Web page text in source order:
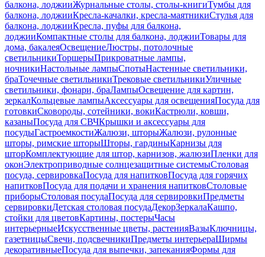
балкона, лоджииЖурнальные столы, столы-книгиТумбы для
балкона, лоджииКресла-качалки, кресла-маятникиСтулья для
балкона, лоджииКресла, пуфы для балкона,
лоджииКомпактные столы для балкона, лоджииТовары для
дома, бакалеяОсвещениеЛюстры, потолочные
светильникиТоршерыПрикроватные лампы,
ночникиНастольные лампыСпотыНастенные светильники,
браТочечные светильникиТрековые светильникиУличные
светильники, фонари, браЛампыОсвещение для картин,
зеркалКольцевые лампыАксессуары для освещенияПосуда для
готовкиСковороды, сотейники, вокиКастрюли, ковши,
казаныПосуда для СВЧКрышки и аксессуары для
посудыГастроемкостиЖалюзи, шторыЖалюзи, рулонные
шторы, римские шторыШторы, гардиныКарнизы для
шторКомплектующие для штор, карнизов, жалюзиПленки для
оконЭлектроприводные солнцезащитные системыСтоловая
посуда, сервировкаПосуда для напитковПосуда для горячих
напитковПосуда для подачи и хранения напитковСтоловые
приборыСтоловая посудаПосуда для сервировкиПредметы
сервировкиДетская столовая посудаДекорЗеркалаКашпо,
стойки для цветовКартины, постерыЧасы
интерьерныеИскусственные цветы, растенияВазыКлючницы,
газетницыСвечи, подсвечникиПредметы интерьераШирмы
декоративныеПосуда для выпечки, запеканияФормы для